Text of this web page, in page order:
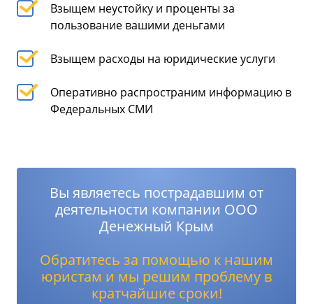
Взыщем неустойку и проценты за
пользование вашими деньгами
Взыщем расходы на юридические услуги
Оперативно распространим информацию в
Федеральных СМИ
Вы являетесь пострадавшим от
деятельности компании ООО
Денежный Крым
Обратитесь за помощью к нашим
юристам и мы решим проблему в
кратчайшие сроки!